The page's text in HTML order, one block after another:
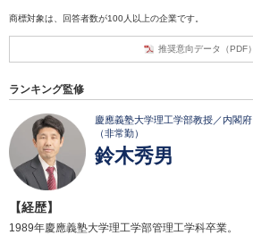
商標対象は、回答者数が100人以上の企業です。
推奨意向データ（PDF）
ランキング監修
慶應義塾大学理工学部教授／内閣
（非常勤）
鈴木秀男
【経歴】
1989年慶應義塾大学理工学部管理工学科卒業。